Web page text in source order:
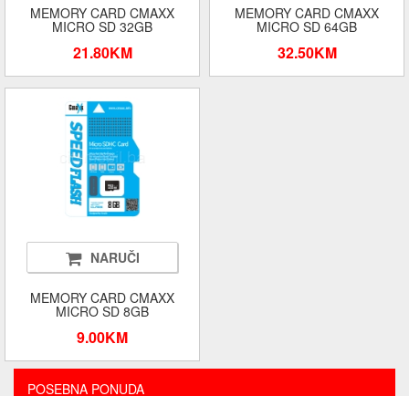
MEMORY CARD CMAXX
MICRO SD 32GB
21.80KM
MEMORY CARD CMAXX
MICRO SD 64GB
32.50KM
NARUČI
MEMORY CARD CMAXX
MICRO SD 8GB
9.00KM
POSEBNA PONUDA